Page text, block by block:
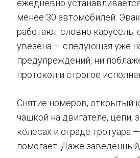
ежедневно
менее 30 автомобилей.
работают словно карусель:
увезена — следующая уже
предупреждений, ни
протокол и строгое
Снятие номеров, открытый
чашкой на двигателе, цепи,
колёсах и ограде тротуара
помогает. Даже